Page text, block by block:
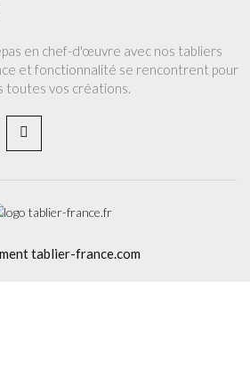
en chef-d'œuvre avec nos tabliers
et fonctionnalité se rencontrent pour
toutes vos créations.